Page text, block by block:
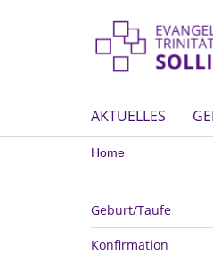
AKTUELLES
Home
Geburt/Taufe
Konfirmation